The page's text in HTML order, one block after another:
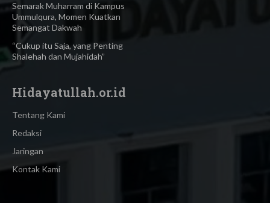
Semarak Muharram di Kampus
Ummulqura, Momen Kuatkan
Semangat Dakwah
“Cukup itu Saja, yang Penting
Shalehah dan Mujahidah”
Hidayatullah.or.id
Tentang Kami
Redaksi
Jaringan
Kontak Kami